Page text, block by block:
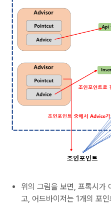
위의 그림을 보면, 프록시가
고, 어드바이저는 1개의 포